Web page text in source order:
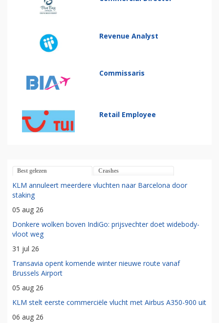
Revenue Analyst
Commissaris
Retail Employee
Best gelezen Crashes
KLM annuleert meerdere vluchten naar Barcelona door
staking
05 aug 26
Donkere wolken boven IndiGo: prijsvechter doet widebody-
vloot weg
31 jul 26
Transavia opent komende winter nieuwe route vanaf
Brussels Airport
05 aug 26
KLM stelt eerste commerciële vlucht met Airbus A350-900 uit
06 aug 26